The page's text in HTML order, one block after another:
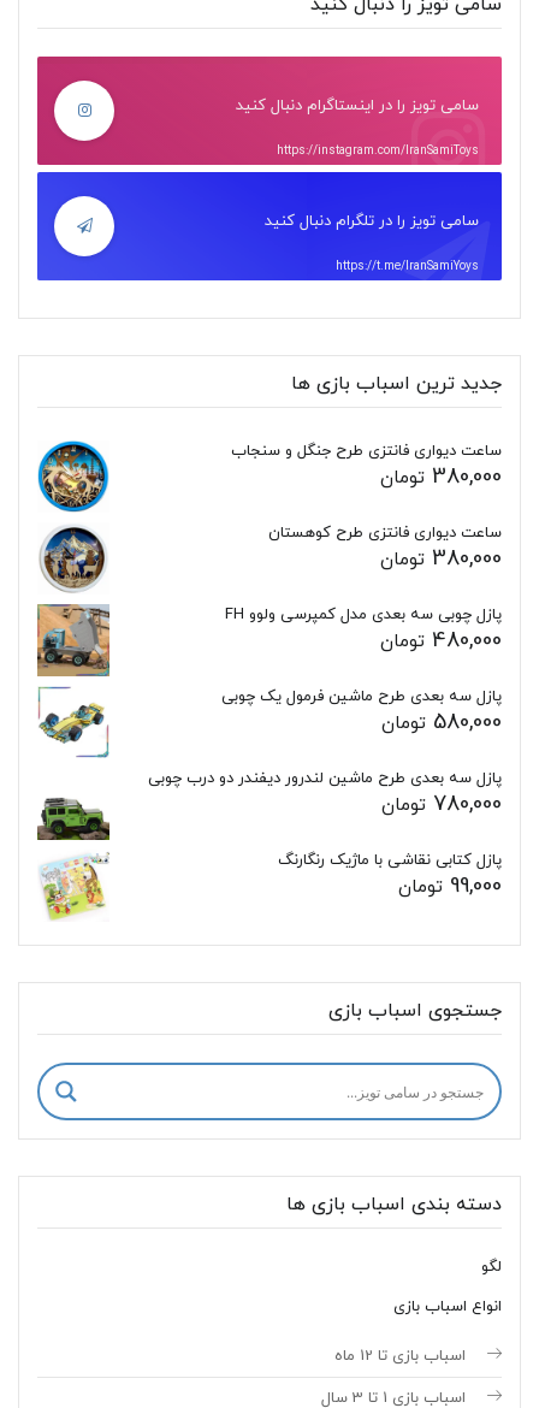
سامی تویز را در اینستاگرام دنبال کنید
https://instagram.com/IranSamiToys
سامی تویز را در تلگرام دنبال کنید
https://t.me/IranSamiYoys
جدید ترین اسباب بازی ها
ساعت دیواری فانتزی طرح جنگل و سنجاب
380,000 تومان
ساعت دیواری فانتزی طرح کوهستان
380,000 تومان
پازل چوبی سه بعدی مدل کمپرسی ولوو FH
480,000 تومان
پازل سه بعدی طرح ماشین فرمول یک چوبی
580,000 تومان
پازل سه بعدی طرح ماشین لندرور دیفندر دو درب چوبی
780,000 تومان
پازل کتابی نقاشی با ماژیک رنگارنگ
99,000 تومان
جستجوی اسباب بازی
دسته بندی اسباب بازی ها
لگو
انواع اسباب بازی
اسباب بازی تا 12 ماه
اسباب بازی 1 تا 3 سال